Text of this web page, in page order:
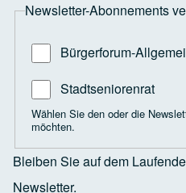
Newsletter-Abonnements
Bürgerforum-
Stadtseniorenrat
Wählen Sie den oder die
möchten.
Bleiben Sie auf dem
Newsletter.